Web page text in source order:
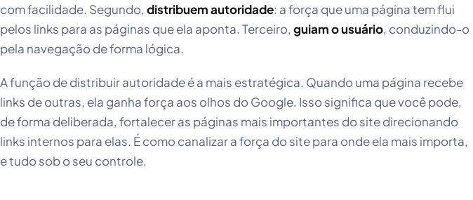
com facilidade. Segundo, distribuem autoridade: a força que uma página tem flui
pelos links para as páginas que ela aponta. Terceiro, guiam o usuário, conduzindo-o
pela navegação de forma lógica.
A função de distribuir autoridade é a mais estratégica. Quando uma página recebe
links de outras, ela ganha força aos olhos do Google. Isso significa que você pode,
de forma deliberada, fortalecer as páginas mais importantes do site direcionando
links internos para elas. É como canalizar a força do site para onde ela mais importa,
e tudo sob o seu controle.